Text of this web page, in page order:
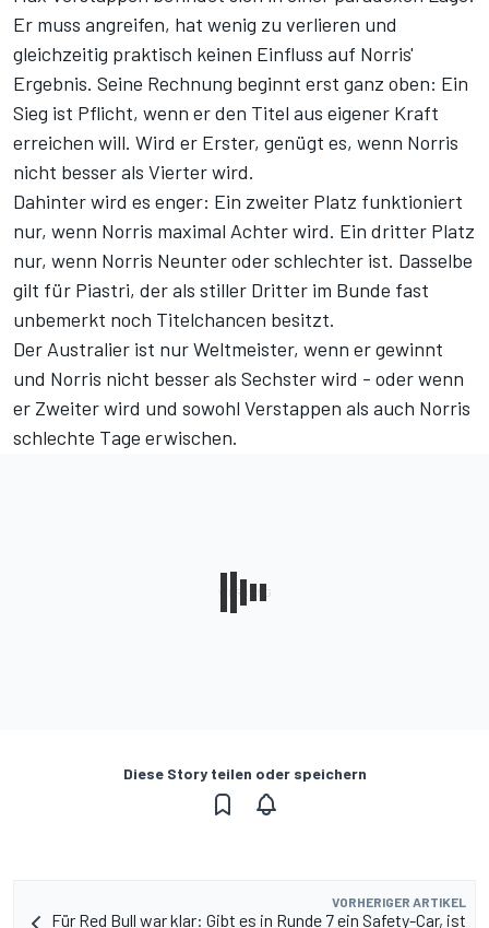
Er muss angreifen, hat wenig zu verlieren und
gleichzeitig praktisch keinen Einfluss auf Norris'
Ergebnis. Seine Rechnung beginnt erst ganz oben: Ein
Sieg ist Pflicht, wenn er den Titel aus eigener Kraft
erreichen will. Wird er Erster, genügt es, wenn Norris
nicht besser als Vierter wird.
Dahinter wird es enger: Ein zweiter Platz funktioniert
nur, wenn Norris maximal Achter wird. Ein dritter Platz
nur, wenn Norris Neunter oder schlechter ist. Dasselbe
gilt für Piastri, der als stiller Dritter im Bunde fast
unbemerkt noch Titelchancen besitzt.
Der Australier ist nur Weltmeister, wenn er gewinnt
und Norris nicht besser als Sechster wird - oder wenn
er Zweiter wird und sowohl Verstappen als auch Norris
schlechte Tage erwischen.
Diese Story teilen oder speichern
VORHERIGER ARTIKEL
Für Red Bull war klar: Gibt es in Runde 7 ein Safety-Car, ist